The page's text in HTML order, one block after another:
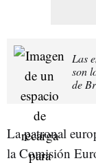
Las
son
de
La patronal
la Comisión